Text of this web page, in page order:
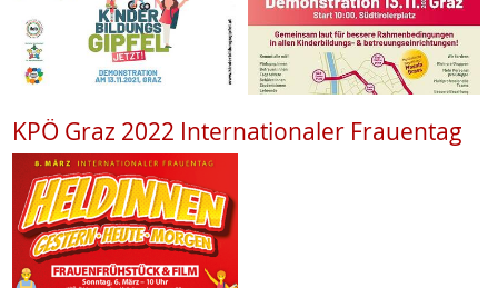
KPÖ Graz 2022 Internationaler Frauentag